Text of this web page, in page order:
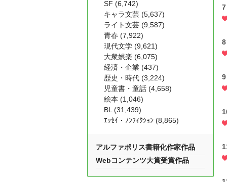
SF (6,742)
キャラ文芸 (5,637)
ライト文芸 (9,587)
青春 (7,922)
現代文学 (9,621)
大衆娯楽 (6,075)
経済・企業 (437)
歴史・時代 (3,224)
児童書・童話 (4,658)
絵本 (1,046)
BL (31,439)
ｴｯｾｲ・ﾉﾝﾌｨｸｼｮﾝ (8,865)
アルファポリス書籍化作家作品
Webコンテンツ大賞受賞作品